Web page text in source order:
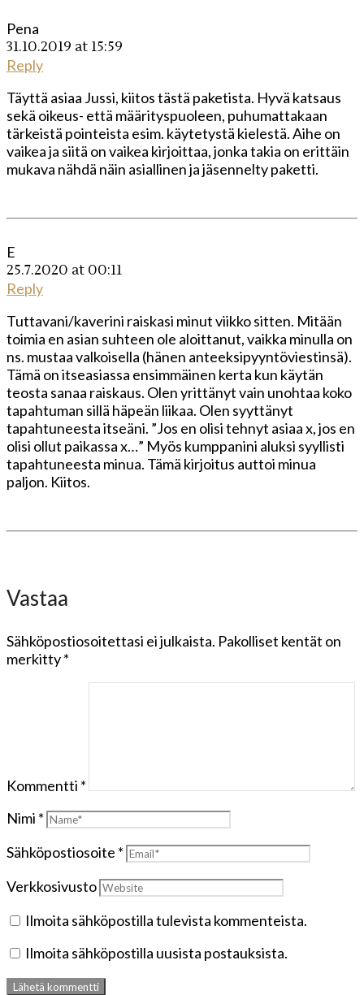
Pena
31.10.2019 at 15:59
Reply
Täyttä asiaa Jussi, kiitos tästä paketista. Hyvä katsaus
sekä oikeus- että määrityspuoleen, puhumattakaan
tärkeistä pointeista esim. käytetystä kielestä. Aihe on
vaikea ja siitä on vaikea kirjoittaa, jonka takia on erittäin
mukava nähdä näin asiallinen ja jäsennelty paketti.
E
25.7.2020 at 00:11
Reply
Tuttavani/kaverini raiskasi minut viikko sitten. Mitään
toimia en asian suhteen ole aloittanut, vaikka minulla on
ns. mustaa valkoisella (hänen anteeksipyyntöviestinsä).
Tämä on itseasiassa ensimmäinen kerta kun käytän
teosta sanaa raiskaus. Olen yrittänyt vain unohtaa koko
tapahtuman sillä häpeän liikaa. Olen syyttänyt
tapahtuneesta itseäni. ”Jos en olisi tehnyt asiaa x, jos en
olisi ollut paikassa x…” Myös kumppanini aluksi syyllisti
tapahtuneesta minua. Tämä kirjoitus auttoi minua
paljon. Kiitos.
Vastaa
Sähköpostiosoitettasi ei julkaista. Pakolliset kentät on
merkitty*
Kommentti *
Nimi *
Sähköpostiosoite *
Verkkosivusto
Ilmoita sähköpostilla tulevista kommenteista.
Ilmoita sähköpostilla uusista postauksista.